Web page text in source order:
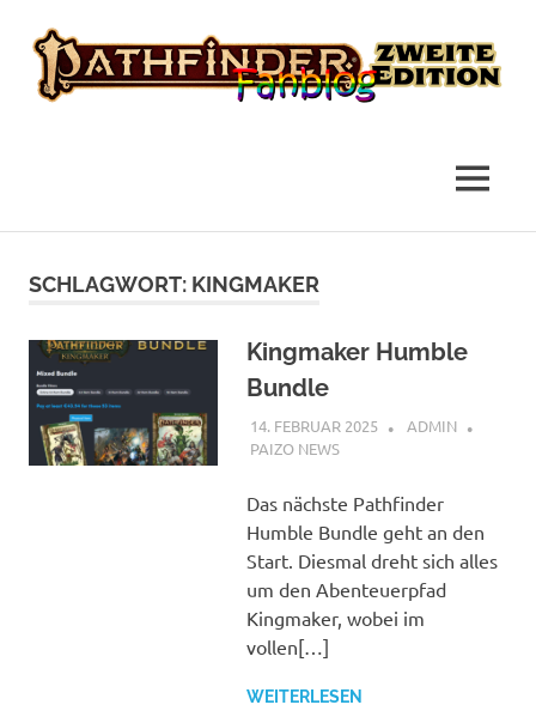
Inhalt
MENÜ
SCHLAGWORT: KINGMAKER
Kingmaker Humble
Bundle
14. FEBRUAR 2025
ADMIN
PAIZO NEWS
Das nächste Pathfinder
Humble Bundle geht an den
Start. Diesmal dreht sich alles
um den Abenteuerpfad
Kingmaker, wobei im
vollen[…]
WEITERLESEN